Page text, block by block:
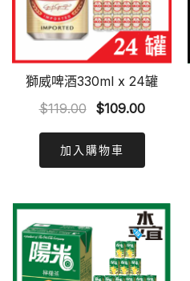
獅威啤酒330ml x 24罐
$119.00
Original
was:
$119.00.
$109.00Current
$109.00.
加入購物車